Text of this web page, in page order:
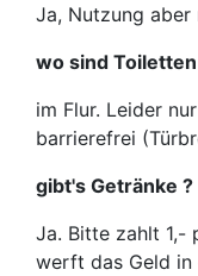
Ja, Nutzung aber
wo sind
im Flur. Leider
barrierefrei
gibt's Getränke ?
Ja. Bitte zahlt 1,-
werft das Geld in